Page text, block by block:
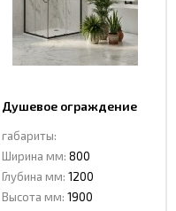
Душевое ограждение
раздвижная CL902B-
8012 BLACK
габариты:
Ширина мм: 800
Глубина мм: 1200
Высота мм: 1900